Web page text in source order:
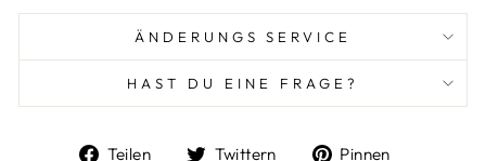
ÄNDERUNGS SERVICE
HAST DU EINE FRAGE?
Teilen
Auf
Twittern
Auf
Pinnen